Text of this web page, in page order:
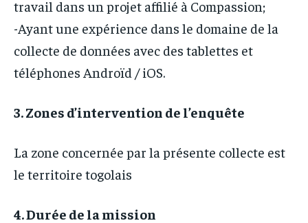
travail dans un projet affilié à Compassion;
-Ayant une expérience dans le domaine de la
collecte de données avec des tablettes et
téléphones Androïd / iOS.
3. Zones d’intervention de l’enquête
La zone concernée par la présente collecte est
le territoire togolais
4. Durée de la mission